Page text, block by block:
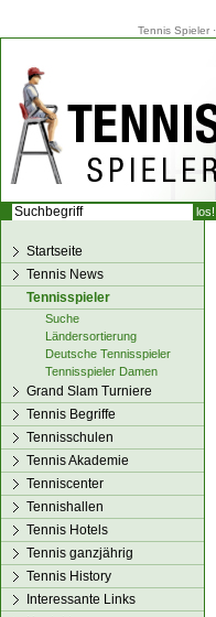
Tennis Spieler·
Startseite
Tennis News
Tennisspieler
Suche
Ländersortierung
Deutsche Tennisspieler
Tennisspieler Damen
Grand Slam Turniere
Tennis Begriffe
Tennisschulen
Tennis Akademie
Tenniscenter
Tennishallen
Tennis Hotels
Tennis ganzjährig
Tennis History
Interessante Links
los!